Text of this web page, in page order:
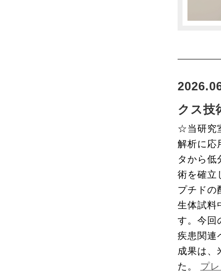
クス技
☆当研究
解析に応
タから低
術を確⽴
プチドの
⽣体試料
す。今回
疾患関連
成果は、
た。 プ